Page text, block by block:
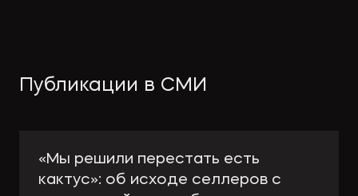
Публикации в СМИ
«Мы решили перестать есть
кактус»: об исходе селлеров с